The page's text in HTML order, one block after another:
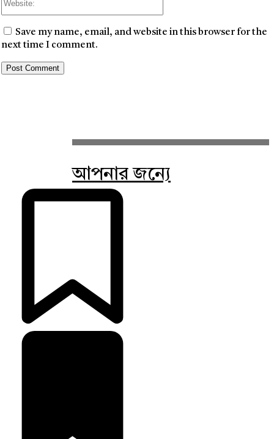
Save my name, email, and website in this browser for the
next time I comment.
আপনার জন্যে